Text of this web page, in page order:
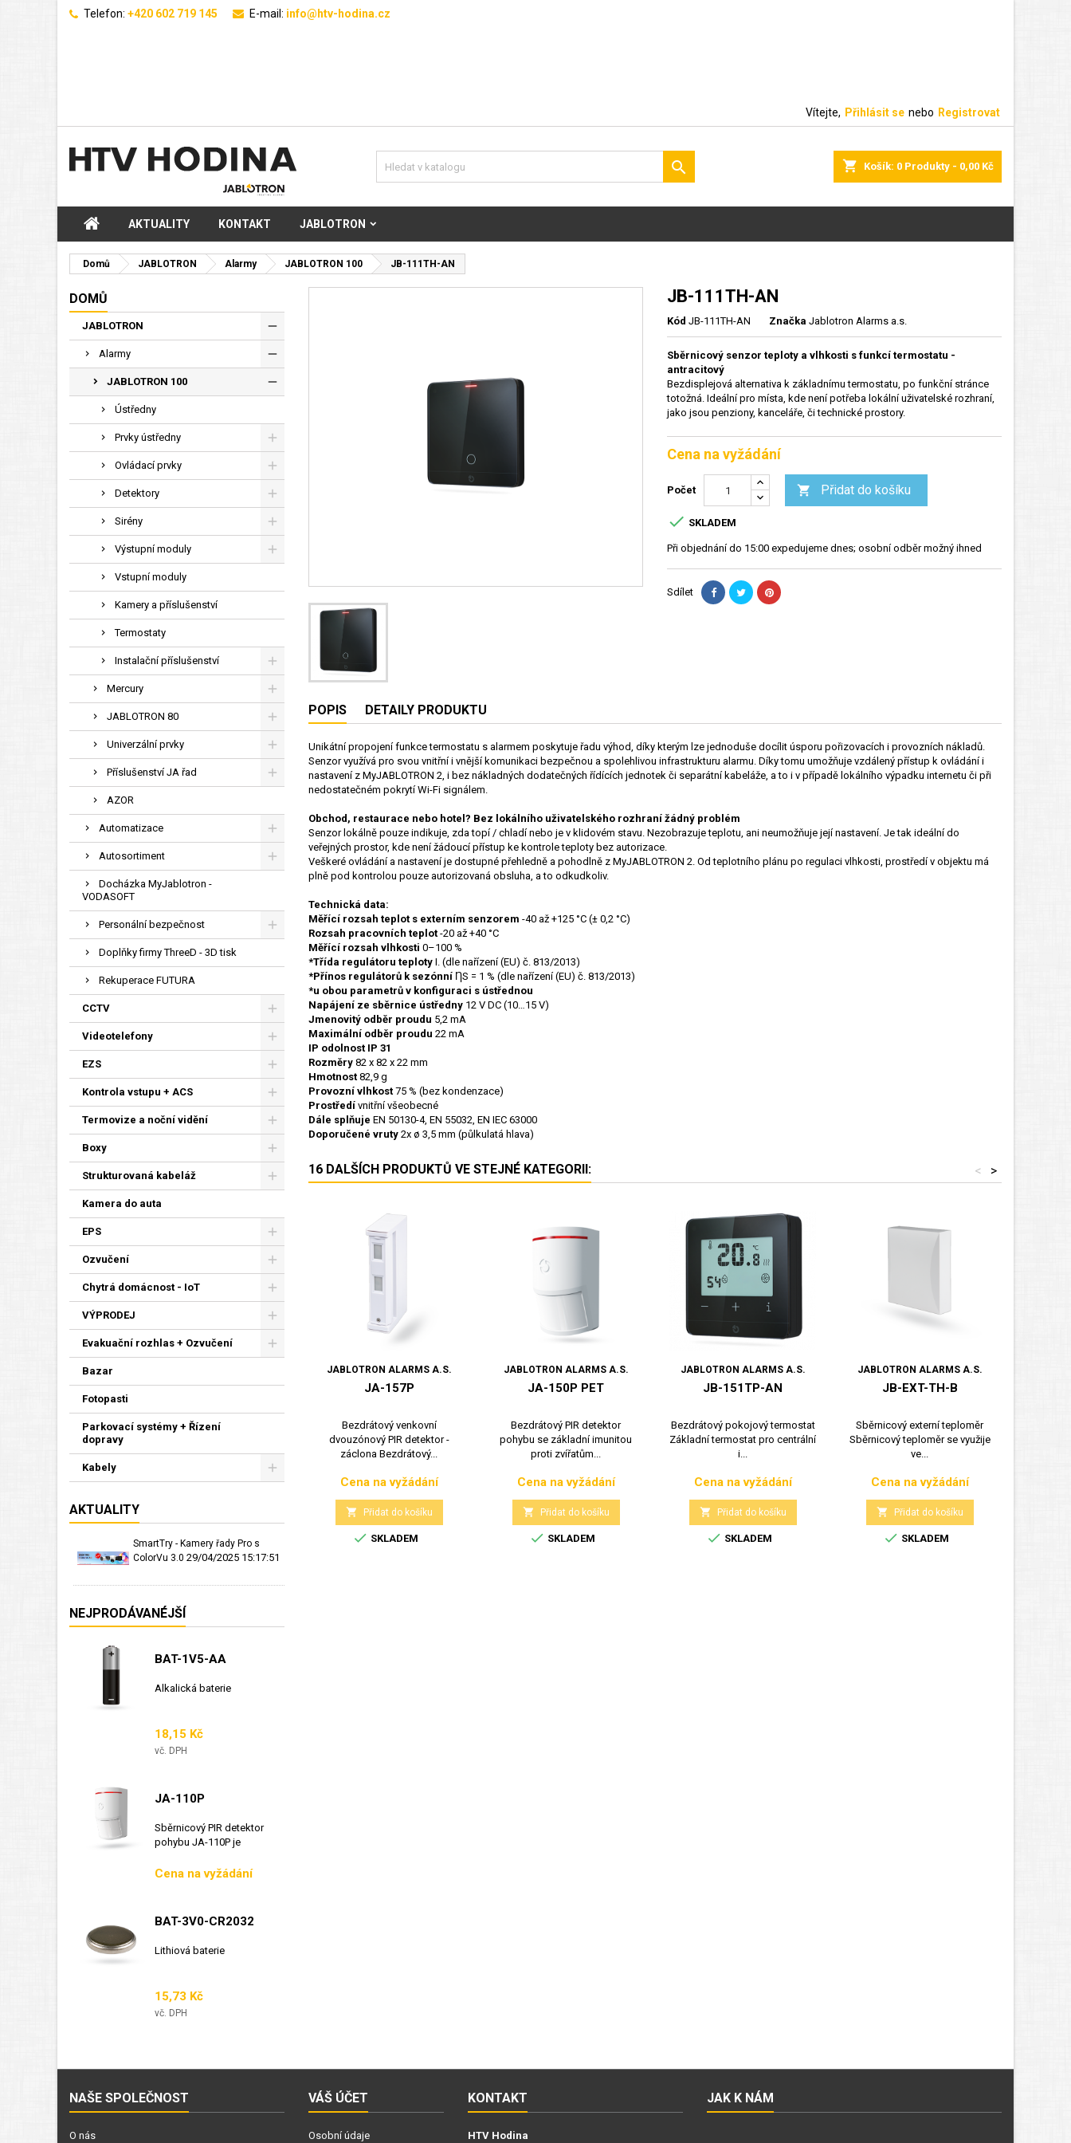
Telefon: +420 602 719 145 E-mail: info@htv-hodina.cz
Vítejte, Přihlásit se nebo Registrovat
shopping_cart Košík: 0 Produkty - 0,00 Kč

AKTUALITY KONTAKT JABLOTRON
Domů JABLOTRON Alarmy JABLOTRON 100 JB-111TH-AN
DOMŮ
JABLOTRON
Alarmy
JABLOTRON 100
Ústředny
Prvky ústředny
Ovládací prvky
Detektory
Sirény
Výstupní moduly
Vstupní moduly
Kamery a příslušenství
Termostaty
Instalační příslušenství
Mercury
JABLOTRON 80
Univerzální prvky
Příslušenství JA řad
AZOR
Automatizace
Autosortiment
Docházka MyJablotron -
VODASOFT
Personální bezpečnost
Doplňky firmy ThreeD - 3D tisk
Rekuperace FUTURA
CCTV
Videotelefony
EZS
Kontrola vstupu + ACS
Termovize a noční vidění
Boxy
Strukturovaná kabeláž
Kamera do auta
EPS
Ozvučení
Chytrá domácnost - IoT
VÝPRODEJ
Evakuační rozhlas + Ozvučení
Bazar
Fotopasti
Parkovací systémy + Řízení
dopravy
Kabely
AKTUALITY
SmartTry - Kamery řady Pro s
ColorVu 3.0 29/04/2025 15:17:51
NEJPRODÁVANÉJŠÍ
BAT-1V5-AA
Alkalická baterie
Cena
18,15 Kč
vč. DPH
JA-110P
Sběrnicový PIR detektor
pohybu JA-110P je
Cena
Cena na vyžádání
BAT-3V0-CR2032
Lithiová baterie
Cena
15,73 Kč
vč. DPH
JB-111TH-AN
Kód JB-111TH-AN Značka Jablotron Alarms a.s.
Sběrnicový senzor teploty a vlhkosti s funkcí termostatu -
antracitový
Bezdisplejová alternativa k základnímu termostatu, po funkční stránce
totožná. Ideální pro místa, kde není potřeba lokální uživatelské rozhraní,
jako jsou penziony, kanceláře, či technické prostory.
Cena na vyžádání
Počet  Přidat do košíku
 SKLADEM
Při objednání do 15:00 expedujeme dnes; osobní odběr možný ihned
Sdílet
POPIS DETAILY PRODUKTU
Unikátní propojení funkce termostatu s alarmem poskytuje řadu výhod, díky kterým lze jednoduše docílit úsporu pořizovacích i provozních nákladů.
Senzor využívá pro svou vnitřní i vnější komunikaci bezpečnou a spolehlivou infrastrukturu alarmu. Díky tomu umožňuje vzdálený přístup k ovládání i
nastavení z MyJABLOTRON 2, i bez nákladných dodatečných řídících jednotek či separátní kabeláže, a to i v případě lokálního výpadku internetu či při
nedostatečném pokrytí Wi-Fi signálem.
Obchod, restaurace nebo hotel? Bez lokálního uživatelského rozhraní žádný problém
Senzor lokálně pouze indikuje, zda topí / chladí nebo je v klidovém stavu. Nezobrazuje teplotu, ani neumožňuje její nastavení. Je tak ideální do
veřejných prostor, kde není žádoucí přístup ke kontrole teploty bez autorizace.
Veškeré ovládání a nastavení je dostupné přehledně a pohodlně z MyJABLOTRON 2. Od teplotního plánu po regulaci vlhkosti, prostředí v objektu má
plně pod kontrolou pouze autorizovaná obsluha, a to odkudkoliv.
Technická data:
Měřící rozsah teplot s externím senzorem -40 až +125 °C (± 0,2 °C)
Rozsah pracovních teplot -20 až +40 °C
Měřící rozsah vlhkosti 0–100 %
*Třída regulátoru teploty I. (dle nařízení (EU) č. 813/2013)
*Přínos regulátorů k sezónní ȠS = 1 % (dle nařízení (EU) č. 813/2013)
*u obou parametrů v konfiguraci s ústřednou
Napájení ze sběrnice ústředny 12 V DC (10…15 V)
Jmenovitý odběr proudu 5,2 mA
Maximální odběr proudu 22 mA
IP odolnost IP 31
Rozměry 82 x 82 x 22 mm
Hmotnost 82,9 g
Provozní vlhkost 75 % (bez kondenzace)
Prostředí vnitřní všeobecné
Dále splňuje EN 50130-4, EN 55032, EN IEC 63000
Doporučené vruty 2x ø 3,5 mm (půlkulatá hlava)
16 DALŠÍCH PRODUKTŮ VE STEJNÉ KATEGORII: >
<
JABLOTRON ALARMS A.S.
JA-157P
Bezdrátový venkovní
dvouzónový PIR detektor -
záclona Bezdrátový...
Cena
Cena na vyžádání
 Přidat do košíku
 SKLADEM
JABLOTRON ALARMS A.S.
JA-150P PET
Bezdrátový PIR detektor
pohybu se základní imunitou
proti zvířatům...
Cena
Cena na vyžádání
 Přidat do košíku
 SKLADEM
JABLOTRON ALARMS A.S.
JB-151TP-AN
Bezdrátový pokojový termostat
Základní termostat pro centrální
i...
Cena
Cena na vyžádání
 Přidat do košíku
 SKLADEM
JABLOTRON ALARMS A.S.
JB-EXT-TH-B
Sběrnicový externí teploměr
Sběrnicový teploměr se využije
ve...
Cena
Cena na vyžádání
 Přidat do košíku
 SKLADEM
NAŠE SPOLEČNOST
O nás
VÁŠ ÚČET
Osobní údaje
KONTAKT
HTV Hodina
JAK K NÁM